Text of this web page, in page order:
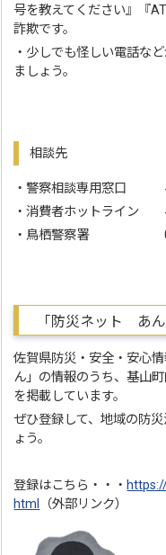
号を教えてください』『
詐欺です。
・少しでも怪しい電話な
ましょう。
相談先
・警察相談専用窓口
・消費者ホットライン
・鳥栖警察署
「防災ネット あ
佐賀県防災・安全・安心
ん」の情報のうち、基山
を掲載しています。
ぜひ登録して、地域の防
ょう。
登録はこちら・・・
html
（外部リンク）